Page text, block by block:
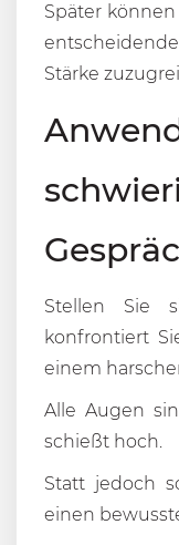
Später
Stärke
Stellen Sie
konfrontiert
einem
Alle Augen
schießt hoch.
Statt jedoch
einen